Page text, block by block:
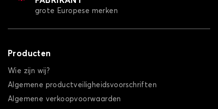
grote Europese merken
Producten
Wie zijn wij?
Algemene productveiligheidsvoorschriften
Algemene verkoopvoorwaarden